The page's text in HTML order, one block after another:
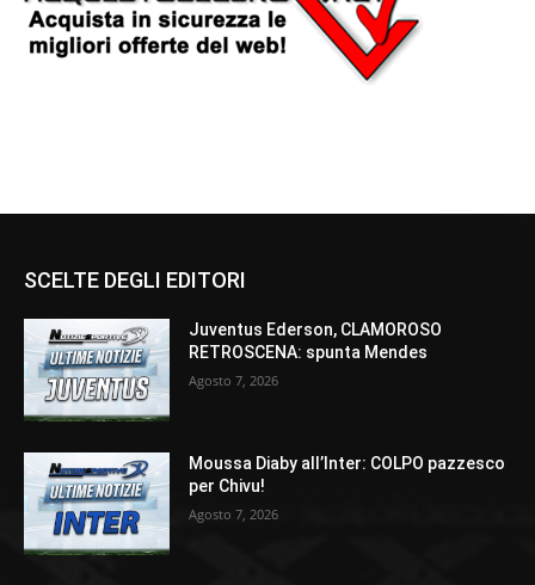
SCELTE DEGLI EDITORI
Juventus Ederson, CLAMOROSO
RETROSCENA: spunta Mendes
Agosto 7, 2026
Moussa Diaby all’Inter: COLPO pazzesco
per Chivu!
Agosto 7, 2026